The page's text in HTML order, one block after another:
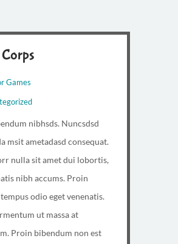
Games
nibhsds. Nuncsdsd
msit ametadasd consequat.
nulla sit amet dui lobortis,
nibh accums. Proin
odio eget venenatis.
ut massa at
Proin bibendum non est